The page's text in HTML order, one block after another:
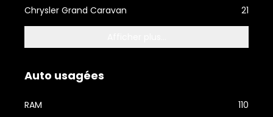
Chrysler Grand Caravan
21
Auto usagées
RAM
110